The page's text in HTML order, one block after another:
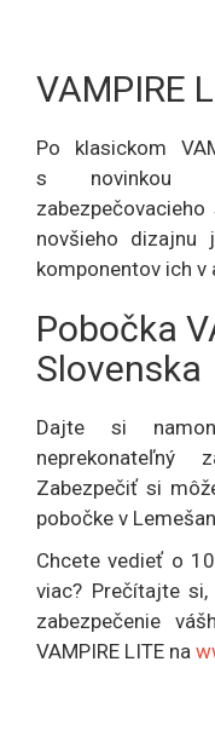
VAMPIRE
Po klasickom
s novinkou
zabezpečovacieho
novšieho dizajnu
komponentov ich v
Pobočka
Slovenska
Dajte si
neprekonateľný
Zabezpečiť si
pobočke v
Chcete vedieť o
viac? Prečítajte
zabezpečenie
VAMPIRE LITE na